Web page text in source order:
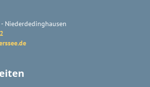
- Niederdedinghausen